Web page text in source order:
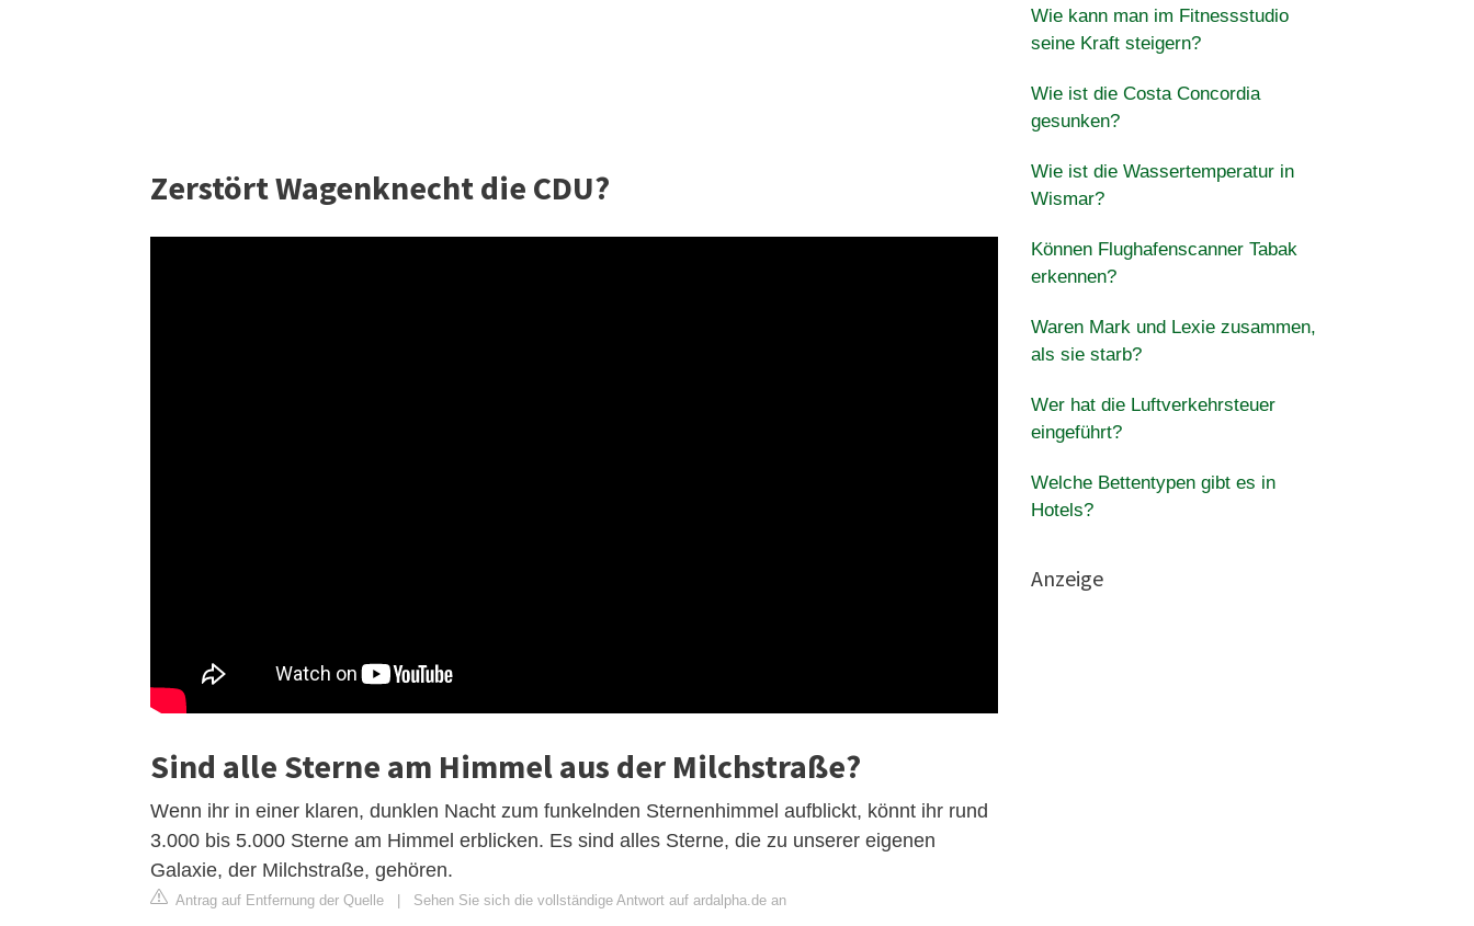
Zerstört Wagenknecht die CDU?
Sind alle Sterne am Himmel aus der Milchstraße?
Wenn ihr in einer klaren, dunklen Nacht zum funkelnden Sternenhimmel aufblickt, könnt ihr rund
3.000 bis 5.000 Sterne am Himmel erblicken. Es sind alles Sterne, die zu unserer eigenen
Galaxie, der Milchstraße, gehören.
Antrag auf Entfernung der Quelle | Sehen Sie sich die vollständige Antwort auf ardalpha.de an
Wie kann man im Fitnessstudio
seine Kraft steigern?
Wie ist die Costa Concordia
gesunken?
Wie ist die Wassertemperatur in
Wismar?
Können Flughafenscanner Tabak
erkennen?
Waren Mark und Lexie zusammen,
als sie starb?
Wer hat die Luftverkehrsteuer
eingeführt?
Welche Bettentypen gibt es in
Hotels?
Anzeige